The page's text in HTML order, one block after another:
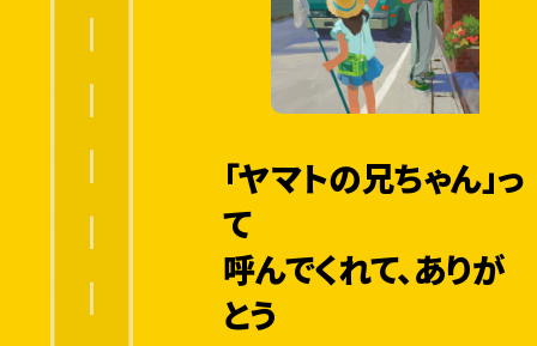
「ヤマトの兄ちゃん」っ
て
呼んでくれて、ありが
とう